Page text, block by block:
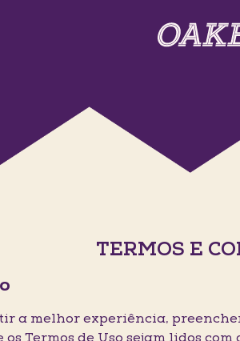
TERMOS E
a melhor experiência,